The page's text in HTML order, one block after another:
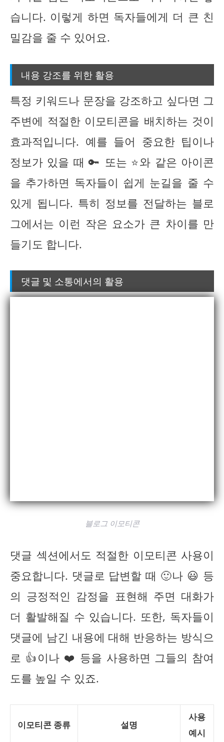
습니다. 이렇게 하면 독자들에게 더 큰 친
밀감을 줄 수 있어요.
내용 강조를 위한 활용
특정 키워드나 문장을 강조하고 싶다면 그
주변에 적절한 이모티콘을 배치하는 것이
효과적입니다. 예를 들어 중요한 팁이나
정보가 있을 때 🔑 또는 ⭐와 같은 아이콘
을 추가하면 독자들이 쉽게 눈길을 줄 수
있게 됩니다. 특히 정보를 전달하는 블로
그에서는 이런 작은 요소가 큰 차이를 만
들기도 합니다.
댓글 및 소통에서의 활용
블로그 이모티콘
댓글 섹션에서도 적절한 이모티콘 사용이
중요합니다. 댓글로 답변할 때 🙂나 😃 등
의 긍정적인 감정을 표현해 주면 대화가
더 활발해질 수 있습니다. 또한, 독자들이
댓글에 남긴 내용에 대해 반응하는 방식으
로 👍이나 ❤️ 등을 사용하면 그들의 참여
도를 높일 수 있죠.
이모티콘 종류 설명
사용
예시